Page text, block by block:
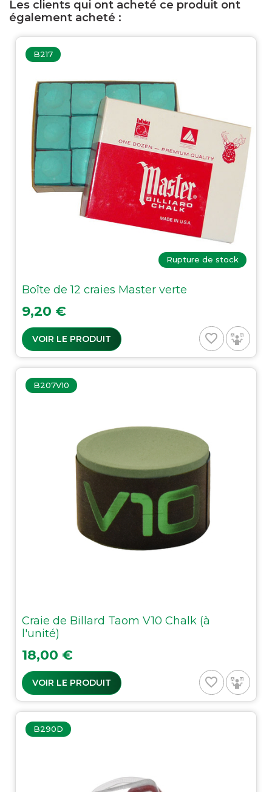
Les clients qui ont acheté ce produit ont
également acheté :
B217
Rupture de stock
Boîte de 12 craies Master verte
Prix
9,20 €
VOIR LE PRODUIT favorite_border
B207V10
Craie de Billard Taom V10 Chalk (à
l'unité)
Prix
18,00 €
VOIR LE PRODUIT favorite_border
B290D